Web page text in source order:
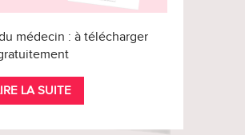
médecin : à télécharger
LA SUITE